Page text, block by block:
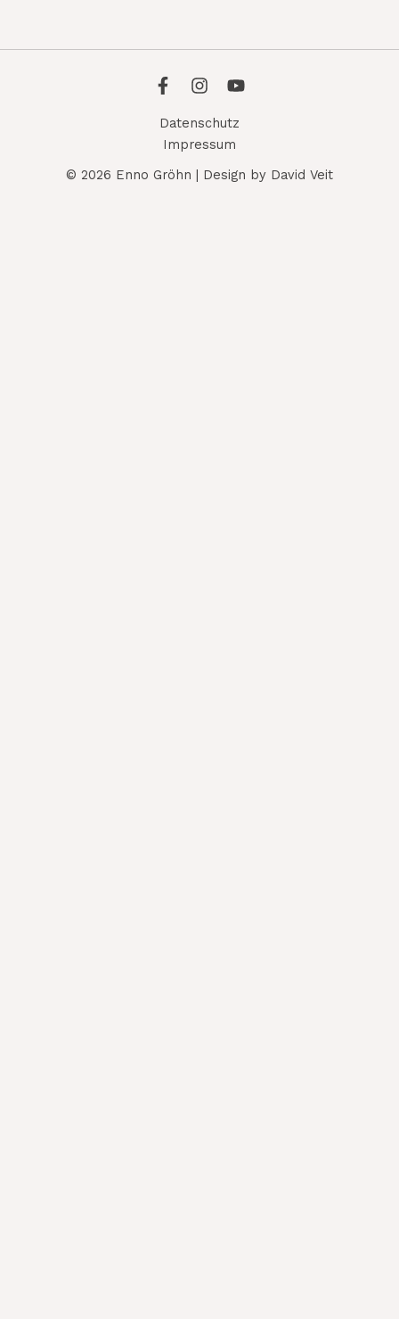
Datenschutz
Impressum
© 2026 Enno Gröhn | Design by David Veit